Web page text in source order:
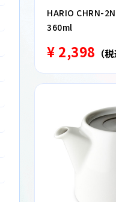
HARIO CHRN-
360ml
¥ 2,398 （